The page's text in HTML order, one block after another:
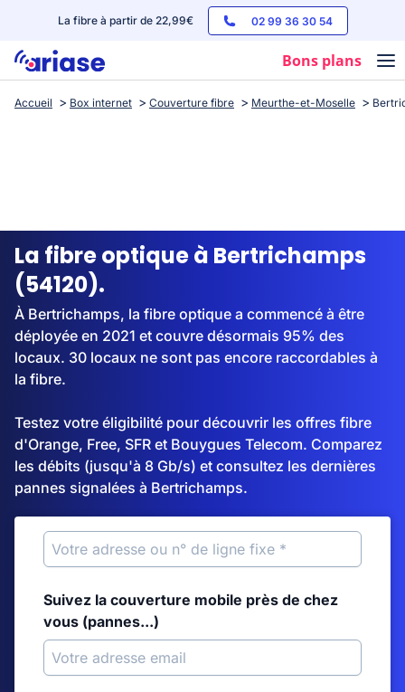
La fibre à partir de 22,99€ 02 99 36 30 54
Bons plans
Box internet
Streaming
Accueil Box internet Couverture fibre Meurthe-et-Moselle
La fibre optique à Bertrichamps
(54120).
À Bertrichamps, la fibre optique a commencé à être
déployée en 2021 et couvre désormais 95% des
locaux. 30 locaux ne sont pas encore raccordables à
la fibre.
Testez votre éligibilité pour découvrir les offres fibre
d'Orange, Free, SFR et Bouygues Telecom. Comparez
les débits (jusqu'à 8 Gb/s) et consultez les dernières
pannes signalées à Bertrichamps.
Suivez la couverture mobile près de chez
vous (pannes...)